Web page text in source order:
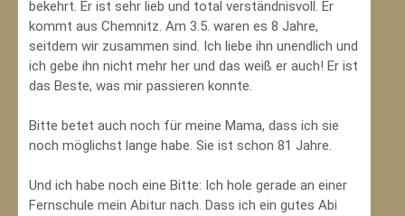
bekehrt. Er ist sehr lieb und total verständnisvoll. Er
kommt aus Chemnitz. Am 3.5. waren es 8 Jahre,
seitdem wir zusammen sind. Ich liebe ihn unendlich und
ich gebe ihn nicht mehr her und das weiß er auch! Er ist
das Beste, was mir passieren konnte.
Bitte betet auch noch für meine Mama, dass ich sie
noch möglichst lange habe. Sie ist schon 81 Jahre.
Und ich habe noch eine Bitte: Ich hole gerade an einer
Fernschule mein Abitur nach. Dass ich ein gutes Abi